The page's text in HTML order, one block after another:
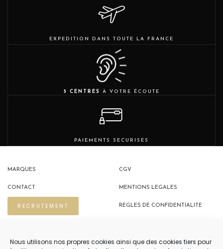
Nous utilisons nos propres cookies ainsi que des cookies tiers pour
EXPEDITION DANS TOUTE LA FRANCE
5 CENTRES À VOTRE ÉCOUTE
PAIEMENTS SECURISES
MARQUES
CONTACT
RECRUTEMENT
CGV
MENTIONS LEGALES
REGLES DE CONFIDENTIALITE